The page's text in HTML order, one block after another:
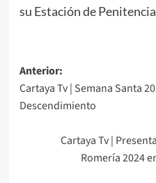
su Estación de
Anterior:
Cartaya Tv | Semana Santa
Descendimiento
Cartaya Tv |
Romería 2024